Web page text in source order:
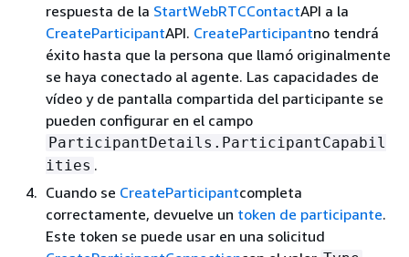
respuesta de la StartWebRTCContactAPI a la
CreateParticipantAPI. CreateParticipantno tendrá
éxito hasta que la persona que llamó originalmente
se haya conectado al agente. Las capacidades de
vídeo y de pantalla compartida del participante se
pueden configurar en el campo
ParticipantDetails.ParticipantCapabil
ities .
Cuando se CreateParticipantcompleta
correctamente, devuelve un token de participante.
Este token se puede usar en una solicitud